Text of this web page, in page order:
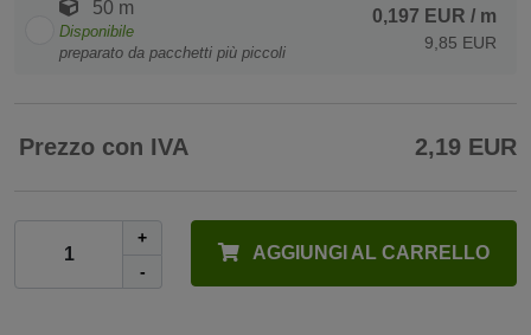
50 m
Disponibile
preparato da pacchetti più piccoli
0,197 EUR / m
9,85 EUR
Prezzo con IVA 2,19 EUR
+
-
AGGIUNGI AL CARRELLO